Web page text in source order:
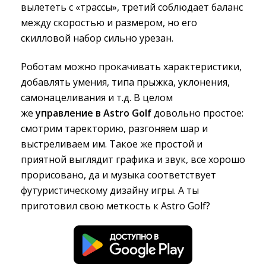
вылететь с «трассы», третий соблюдает баланс
между скоростью и размером, но его
скилловой набор сильно урезан.
Роботам можно прокачивать характеристики,
добавлять умения, типа прыжка, уклонения,
самонацеливания и т.д. В целом
жеуправление в Astro Golfдовольно простое:
смотрим таректорию, разгоняем шар и
выстреливаем им. Такое же простой и
приятной выглядит графика и звук, все хорошо
прорисовано, да и музыка соответствует
футуристическому дизайну игры. А ты
приготовил свою меткость к Astro Golf?